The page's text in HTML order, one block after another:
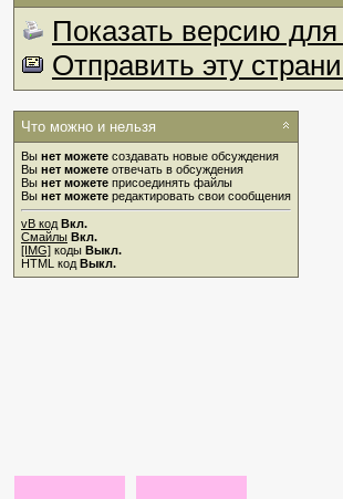
Показать версию для
Отправить эту
Что можно и нельзя
Вы нет можете создавать новые обсуждения
Вы нет можете отвечать в обсуждения
Вы нет можете присоединять файлы
Вы нет можете редактировать свои сообщения
vB код Вкл.
Смайлы Вкл.
[IMG] коды Выкл.
HTML код Выкл.